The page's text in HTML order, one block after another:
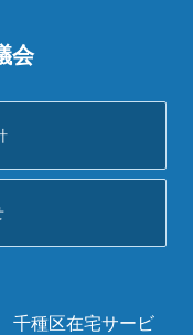
会
千種区在宅サービ